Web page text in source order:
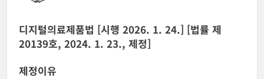
디지털의료제품법 [시행 2026. 1. 24.] [법률 제
20139호, 2024. 1. 23., 제정]
제정이유